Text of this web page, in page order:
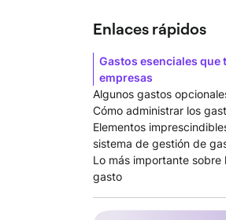
Enlaces rápidos
Gastos esenciales que
empresas
Algunos gastos
Cómo administrar los
Elementos
sistema de gestión de
Lo más importante sobre
gasto